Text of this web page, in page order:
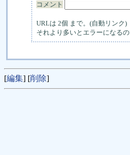
コメント
URLは 2個 まで。(自動リンク)
それより多いとエラーになるの
[編集] [削除]